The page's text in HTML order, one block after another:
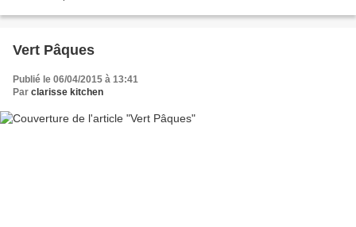
Vert Pâques
Publié le 06/04/2015 à 13:41
Par clarisse kitchen